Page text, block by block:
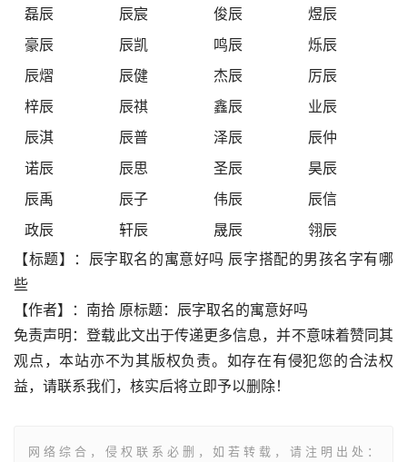
磊辰
辰宸 俊辰
煜辰
豪辰
辰凯 鸣辰
烁辰
辰熠
辰健 杰辰
厉辰
梓辰
辰祺 鑫辰
业辰
辰淇
辰普 泽辰
辰仲
诺辰
辰思 圣辰
昊辰
辰禹
辰子 伟辰
辰信
政辰
轩辰 晟辰
翎辰
【标题】：辰字取名的寓意好吗 辰字搭配的男孩名字有哪
些
【作者】：南拾 原标题：辰字取名的寓意好吗
免责声明：登载此文出于传递更多信息，并不意味着赞同其
观点，本站亦不为其版权负责。如存在有侵犯您的合法权
益，请联系我们，核实后将立即予以删除！
网络综合，侵权联系必删，如若转载，请注明出处：